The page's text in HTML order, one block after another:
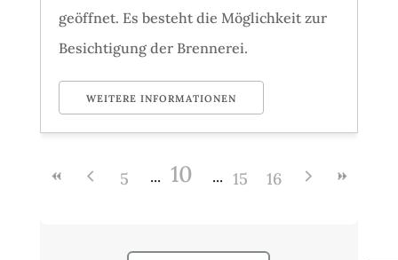
geöffnet. Es besteht die Möglichkeit zur
Besichtigung der Brennerei.
WEITERE INFORMATIONEN
5 10 15 16